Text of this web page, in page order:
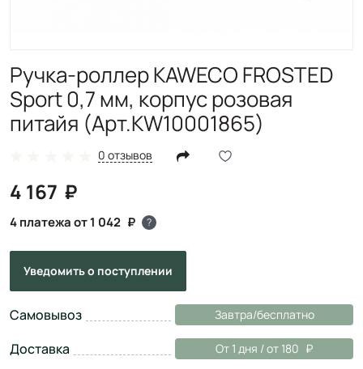
Ручка-роллер KAWECO FROSTED
Sport 0,7 мм, корпус розовая
питайя (Арт.KW10001865)
0 отзывов
4 167
4 платежа от 1 042 ?
Уведомитьо поступлении
Самовывоз Завтра/бесплатно
Доставка От 1 дня / от 180